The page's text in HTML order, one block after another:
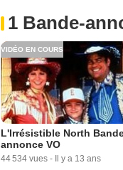
1 Bande-
VIDÉO EN COURS
L'Irrésistible North
annonce VO
44 534 vues - Il y a 13 ans